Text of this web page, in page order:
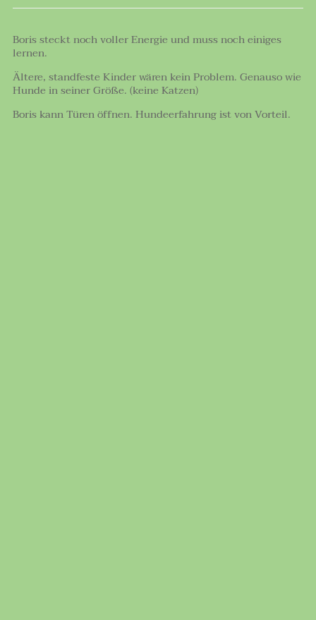
Boris steckt noch voller Energie und muss noch einiges
lernen.
Ältere, standfeste Kinder wären kein Problem. Genauso wie
Hunde in seiner Größe. (keine Katzen)
Boris kann Türen öffnen. Hundeerfahrung ist von Vorteil.